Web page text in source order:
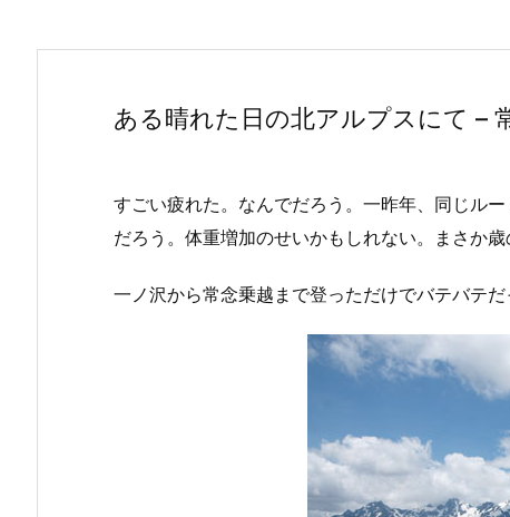
ある晴れた日の北アルプスにて –
すごい疲れた。なんでだろう。一昨年、同じル
だろう。体重増加のせいかもしれない。まさか歳
一ノ沢から常念乗越まで登っただけでバテバテ